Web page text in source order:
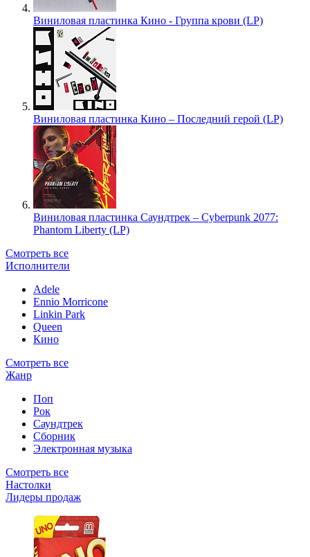
Виниловая пластинка Кино - Группа крови (LP)
Виниловая пластинка Кино – Последний герой (LP)
Виниловая пластинка Саундтрек – Cyberpunk 2077:
Phantom Liberty (LP)
Смотреть все
Исполнители
Adele
Ennio Morricone
Linkin Park
Queen
Кино
Смотреть все
Жанр
Поп
Рок
Саундтрек
Сборник
Электронная музыка
Смотреть все
Настолки
Лидеры продаж